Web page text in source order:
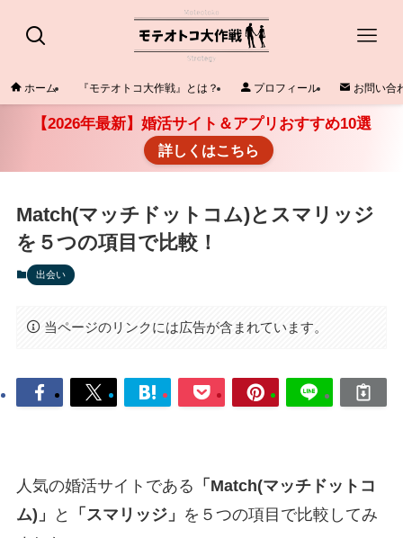
ホーム 『モテオトコ大作戦』とは？ プロフィール お問い合
【2026年最新】婚活サイト＆アプリおすすめ10選
詳しくはこちら
Match(マッチドットコム)とスマリッジ
を５つの項目で比較！
出会い
当ページのリンクには広告が含まれています。
人気の婚活サイトである 「Match(マッチドットコ
ム)」
と 「スマリッジ」 を５つの項目で比較してみ